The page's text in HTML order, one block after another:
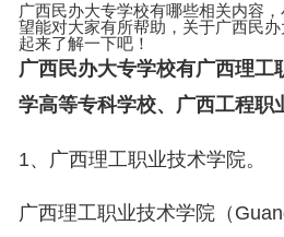
广西民办大专学校有哪些相关内容
望能对大家有所帮助，关于广西民
起来了解一下吧！
广西民办大专学校有广西理工
学高等专科学校、广西工程职
1、广西理工职业技术学院。
广西理工职业技术学院（